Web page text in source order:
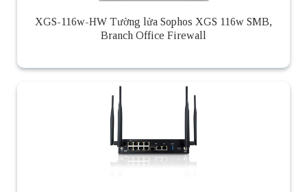
XGS-116w-HW Tường lửa Sophos XGS 116w SMB,
Branch Office Firewall